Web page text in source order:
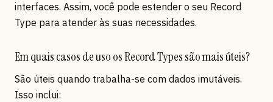
interfaces. Assim, você pode estender o seu Record
Type para atender às suas necessidades.
Em quais casos de uso os Record Types são mais úteis?
São úteis quando trabalha-se com dados imutáveis.
Isso inclui: